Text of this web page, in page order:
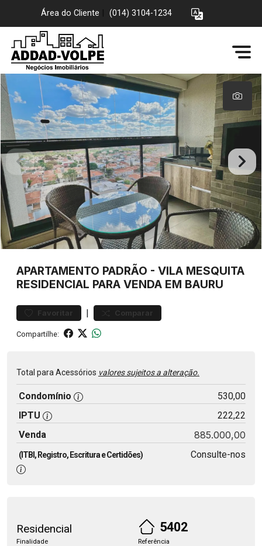
Área do Cliente (014) 3104-1234
APARTAMENTO PADRÃO - VILA MESQUITA
RESIDENCIAL PARA VENDA EM BAURU
Favoritar | Comparar
Compartilhe:
Total para Acessórios valores sujeitos a alteração.
Condomínio
530,00
IPTU
222,22
Venda
885.000,00
(ITBI, Registro, Escritura e Certidões) Consulte-nos
Residencial
Finalidade
5402
Referência